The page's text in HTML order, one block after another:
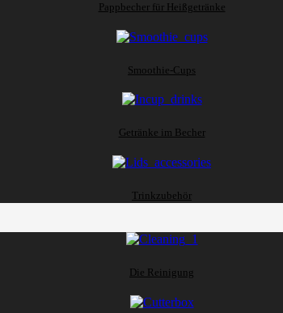
Pappbecher für Heißgetränke
Smoothie-Cups
Getränke im Becher
Trinkzubehör
Die Reinigung